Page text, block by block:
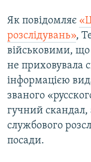
Як повідомляє
розслідувань»,
військовими, що
не приховувала
інформацією
званого
гучний скандал,
службового
посади.